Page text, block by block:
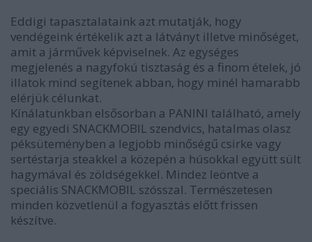
Eddigi tapasztalataink azt mutatják, hogy
vendégeink értékelik azt a látványt illetve minőséget,
amit a járművek képviselnek. Az egységes
megjelenés a nagyfokú tisztaság és a finom ételek, jó
illatok mind segítenek abban, hogy minél hamarabb
elérjük célunkat.
Kínálatunkban elsősorban a PANINI található, amely
egy egyedi SNACKMOBIL szendvics, hatalmas olasz
péksüteményben a legjobb minőségű csirke vagy
sertéstarja steakkel a közepén a húsokkal együtt sült
hagymával és zöldségekkel. Mindez leöntve a
speciális SNACKMOBIL szósszal. Természetesen
minden közvetlenül a fogyasztás előtt frissen
készítve.